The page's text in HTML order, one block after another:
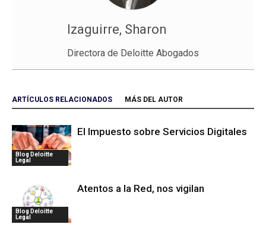
Izaguirre, Sharon
Directora de Deloitte Abogados
ARTÍCULOS RELACIONADOS MÁS DEL AUTOR
Blog Deloitte
Legal
El Impuesto sobre Servicios Digitales
Blog Deloitte
Legal
Atentos a la Red, nos vigilan